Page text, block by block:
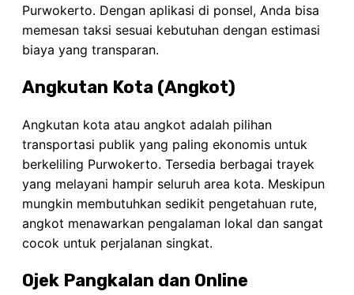
Purwokerto. Dengan aplikasi di ponsel, Anda bisa
memesan taksi sesuai kebutuhan dengan estimasi
biaya yang transparan.
Angkutan Kota (Angkot)
Angkutan kota atau angkot adalah pilihan
transportasi publik yang paling ekonomis untuk
berkeliling Purwokerto. Tersedia berbagai trayek
yang melayani hampir seluruh area kota. Meskipun
mungkin membutuhkan sedikit pengetahuan rute,
angkot menawarkan pengalaman lokal dan sangat
cocok untuk perjalanan singkat.
Ojek Pangkalan dan Online